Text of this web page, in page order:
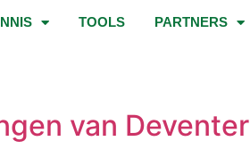
TOOLS PARTNERS
van